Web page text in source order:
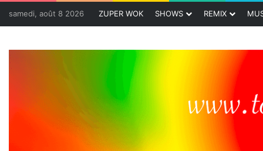
samedi, août 8 2026 ZUPER WOK SHOWS REMIX